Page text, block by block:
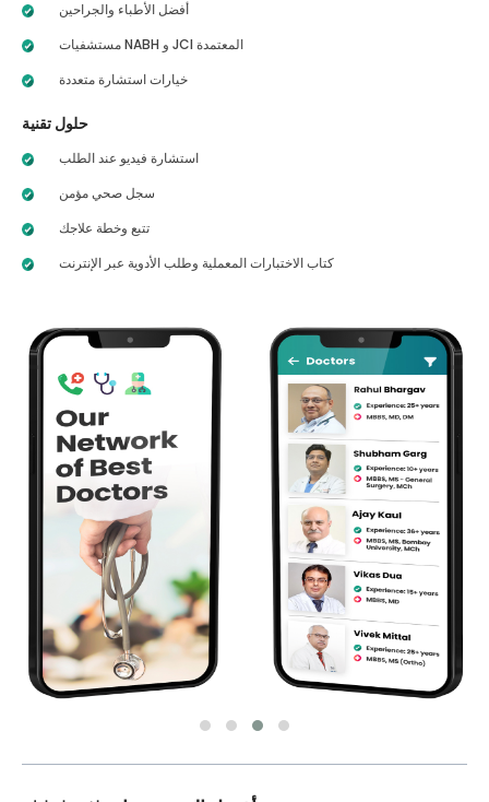
أفضل الأطباء والجراحين
مستشفيات NABH و JCI المعتمدة
خيارات استشارة متعددة
حلول تقنية
استشارة فيديو عند الطلب
سجل صحي مؤمن
تتبع وخطة علاجك
كتاب الاختبارات المعملية وطلب الأدوية عبر الإنترنت